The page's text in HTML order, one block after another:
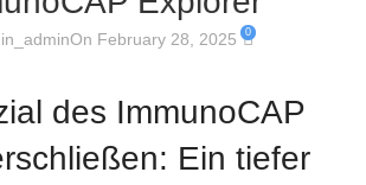
On February 28, 2025 0
des ImmunoCAP
Ein tiefer